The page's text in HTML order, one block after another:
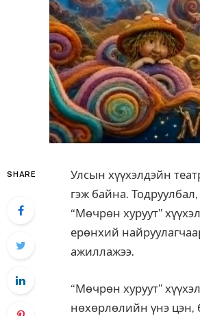
SHARE
Улсын хүүхэлдэйн
гэж байна.
“Мөчрөн хуруут”
ерөнхий
ажиллажээ.
“Мөчрөн хуруут”
нөхөрлөлийн үнэ цэн,